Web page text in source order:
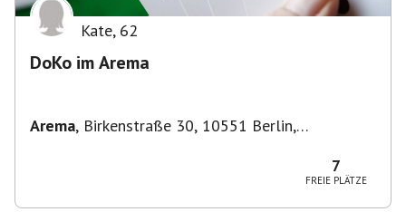
Kate, 62
DoKo im Arema
Arema, Birkenstraße 30, 10551 Berlin,
7
FREIE PLÄTZE